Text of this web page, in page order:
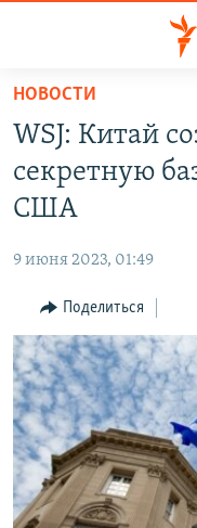
Вернуться
основному
содержанию
Вернутся
главной
Вернутся
поиску
КАЗАХСТАН
КЫРГЫЗСТАН
ТАДЖИКИСТАН
НОВОСТИ
ВОЙНА В УКРАИНЕ
КЫРГЫЗЧА
ЎЗБЕКЧА
ТОҶИКӢ
TÜRKMENÇE
Все сайты РСЕ/РС
НОВОСТИ
WSJ: Китай
секретную
США
9 июня 2023, 01:49
Поделиться